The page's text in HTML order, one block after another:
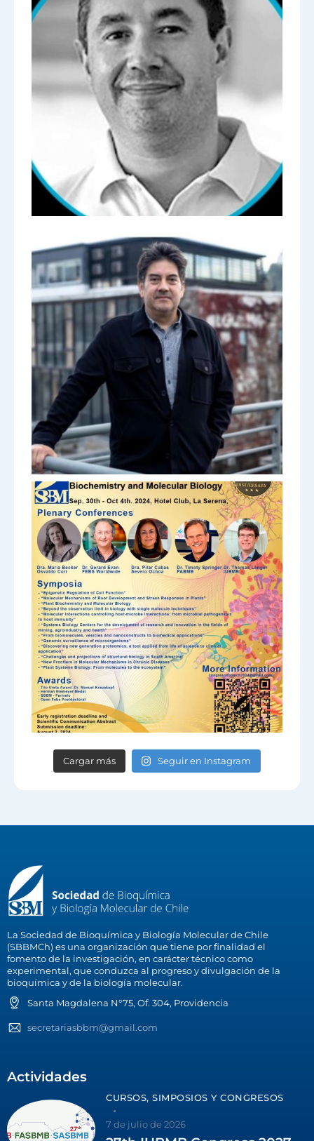
Cargar más Seguir en Instagram
La Sociedad de Bioquímica y Biología Molecular de Chile
(SBBMCh) es una organización que tiene por finalidad el
fomento de la investigación, en carácter técnico como
experimental, que conduzca al progreso y divulgación de la
bioquímica y de la biología molecular.
Santa Magdalena N°75, Of. 304, Providencia
secretariasbbm@gmail.com
Actividades
CURSOS, SIMPOSIOS Y CONGRESOS
7 de julio de 2026